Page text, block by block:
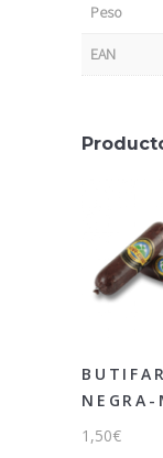
Peso
EAN
1,50€